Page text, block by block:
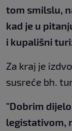
tom smilslu,
kad je u
i kupališni
Za kraj je
susreće bh.
"Dobrim
legistativom,